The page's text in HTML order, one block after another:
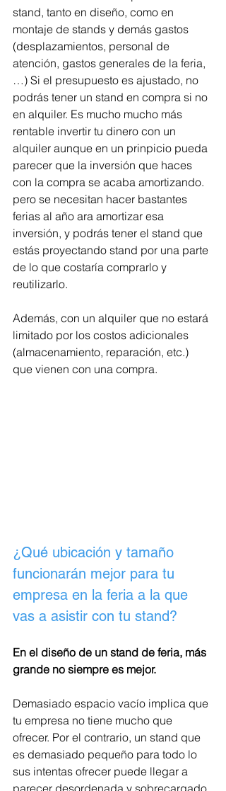
stand, tanto en diseño, como en
montaje de stands y demás gastos
(desplazamientos, personal de
atención, gastos generales de la feria,
…) Si el presupuesto es ajustado, no
podrás tener un stand en compra si no
en alquiler. Es mucho mucho más
rentable invertir tu dinero con un
alquiler aunque en un prinpicio pueda
parecer que la inversión que haces
con la compra se acaba amortizando.
pero se necesitan hacer bastantes
ferias al año ara amortizar esa
inversión, y podrás tener el stand que
estás proyectando stand por una parte
de lo que costaría comprarlo y
reutilizarlo.
Además, con un alquiler que no estará
limitado por los costos adicionales
(almacenamiento, reparación, etc.)
que vienen con una compra.
¿Qué ubicación y tamaño
funcionarán mejor para tu
empresa en la feria a la que
vas a asistir con tu stand?
En el diseño de un stand de feria, más
grande no siempre es mejor.
Demasiado espacio vacío implica que
tu empresa no tiene mucho que
ofrecer. Por el contrario, un stand que
es demasiado pequeño para todo lo
sus intentas ofrecer puede llegar a